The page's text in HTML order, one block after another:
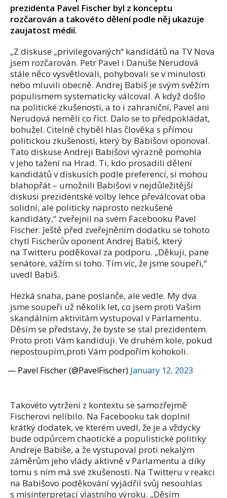
prezidenta Pavel Fischer byl z konceptu
rozčarován a takovéto dělení podle něj ukazuje
zaujatost médií.
„Z diskuse „privilegovaných“ kandidátů na TV Nova
jsem rozčarován. Petr Pavel i Danuše Nerudová
stále něco vysvětlovali, pohybovali se v minulosti
nebo mluvili obecně. Andrej Babiš je svým svěžím
populismem systematicky válcoval. A když došlo
na politické zkušenosti, a to i zahraniční, Pavel ani
Nerudová neměli co říct. Dalo se to předpokládat,
bohužel. Citelně chyběl hlas člověka s přímou
politickou zkušeností, který by Babišovi oponoval.
Tato diskuse Andreji Babišovi výrazně pomohla
v jeho tažení na Hrad. Ti, kdo prosadili dělení
kandidátů v diskusích podle preferencí, si mohou
blahopřát – umožnili Babišovi v nejdůležitější
diskusi prezidentské volby lehce převálcovat oba
solidní, ale politicky naprosto nezkušené
kandidáty,“ zveřejnil na svém Facebooku Pavel
Fischer. Ještě před zveřejněním dodatku se tohoto
chytl Fischerův oponent Andrej Babiš, který
na Twitteru poděkoval za podporu. „Děkuji, pane
senátore, vážím si toho. Tím víc, že jsme soupeři,“
uvedl Babiš.
Hezká snaha, pane poslanče, ale vedle. My dva
jsme soupeři už několik let, co jsem proti Vašim
skandálním aktivitám vystupoval v Parlamentu.
Děsím se představy, že byste se stal prezidentem.
Proto proti Vám kandiduji. Ve druhém kole, pokud
nepostoupím,proti Vám podpořím kohokoli.
— Pavel Fischer (@PavelFischer) January 12, 2023
Takovéto vytržení z kontextu se samozřejmě
Fischerovi nelíbilo. Na Facebooku tak doplnil
krátký dodatek, ve kterém uvedl, že je a vždycky
bude odpůrcem chaotické a populistické politiky
Andreje Babiše, a že vystupoval proti nekalým
záměrům jeho vlády aktivně v Parlamentu a díky
tomu s ním má své zkušenosti. Na Twitteru v reakci
na Babišovo poděkování vyjádřil svůj nesouhlas
s misinterpretací vlastního výroku. „Děsím